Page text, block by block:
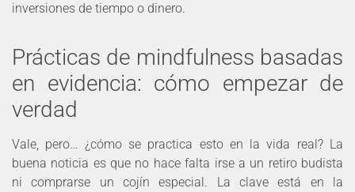
inversiones de tiempo o dinero.
Prácticas de mindfulness basadas
en evidencia: cómo empezar de
verdad
Vale, pero… ¿cómo se practica esto en la vida real? La
buena noticia es que no hace falta irse a un retiro budista
ni comprarse un cojín especial. La clave está en la